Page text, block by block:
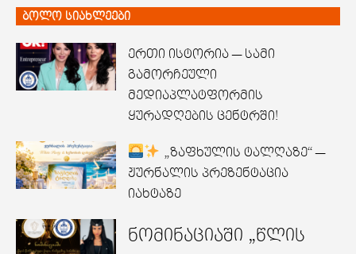
ბოლო სიახლეები
ერთი ისტორია — სამი
გამორჩეული
მედიაპლატფორმის
ყურადღების ცენტრში!
„ზაფხულის ტალღაზე“ —
ჟურნალის პრეზენტაცია
იახტაზე
ნომინაციაში „წლის